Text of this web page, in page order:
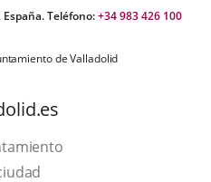
España. Teléfono:+34 983 426 100
de Valladolid